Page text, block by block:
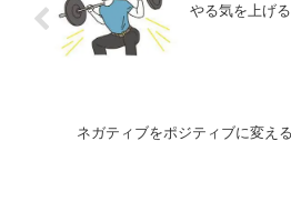
やる気を上げる
ネガティブをポジティブに変える